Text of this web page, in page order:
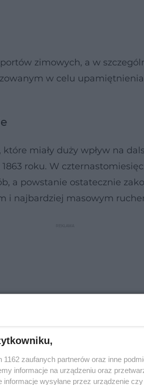
zimowych, a w
w celu
miały duży wpływ na
1863 roku. W
a powstanie ostatecznie
i najbardziej masowym
Styczniowych ma charakter
1162 zaufanych partnerów oraz inne
informacje na urządzeniu oraz
informacje wysyłane przez urządzenie